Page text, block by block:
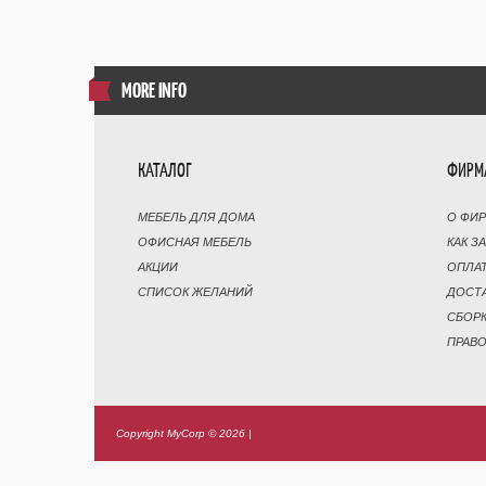
MORE INFO
КАТАЛОГ
МЕБЕЛЬ ДЛЯ ДОМА
ОФИСНАЯ МЕБЕЛЬ
АКЦИИ
СПИСОК ЖЕЛАНИЙ
О
КАК
Copyright MyCorp © 2026 |